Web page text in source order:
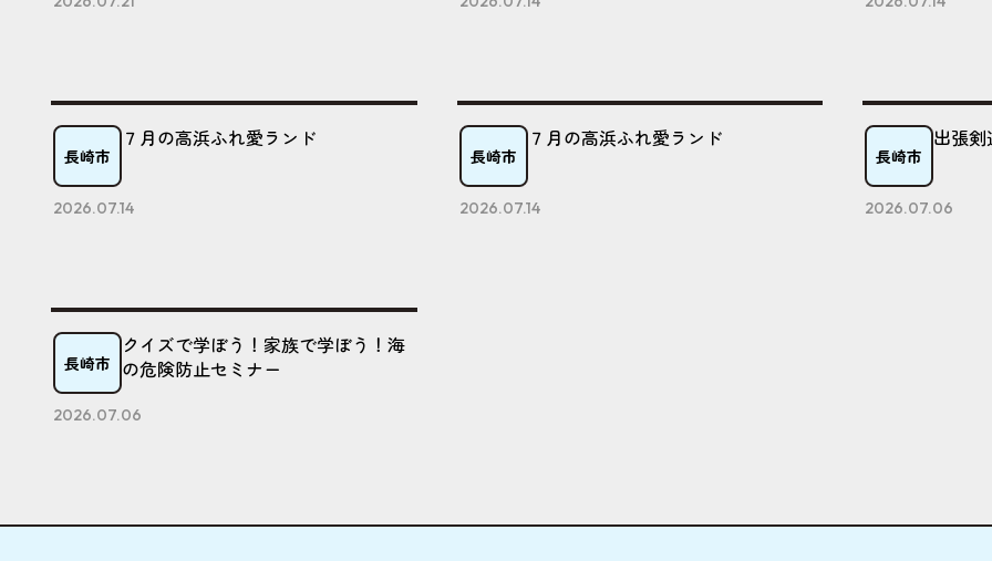
長崎市
７月の高浜ふれ愛ランド
2026.07.14
長崎市
７月の高浜ふれ愛ランド
2026.07.14
長崎市
出張
2026.07.06
長崎市
クイズで学ぼう！家族で学ぼう！海
の危険防止セミナー
2026.07.06